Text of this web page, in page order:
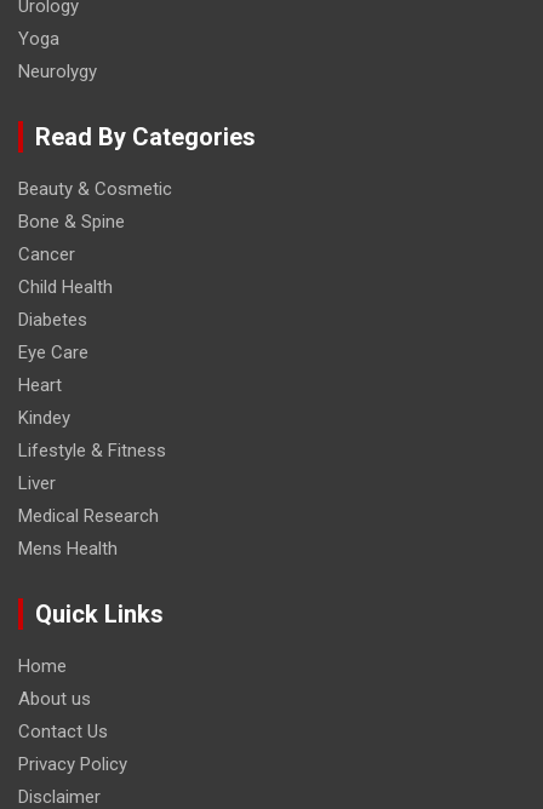
Urology
Yoga
Neurolygy
Read By Categories
Beauty & Cosmetic
Bone & Spine
Cancer
Child Health
Diabetes
Eye Care
Heart
Kindey
Lifestyle & Fitness
Liver
Medical Research
Mens Health
Quick Links
Home
About us
Contact Us
Privacy Policy
Disclaimer